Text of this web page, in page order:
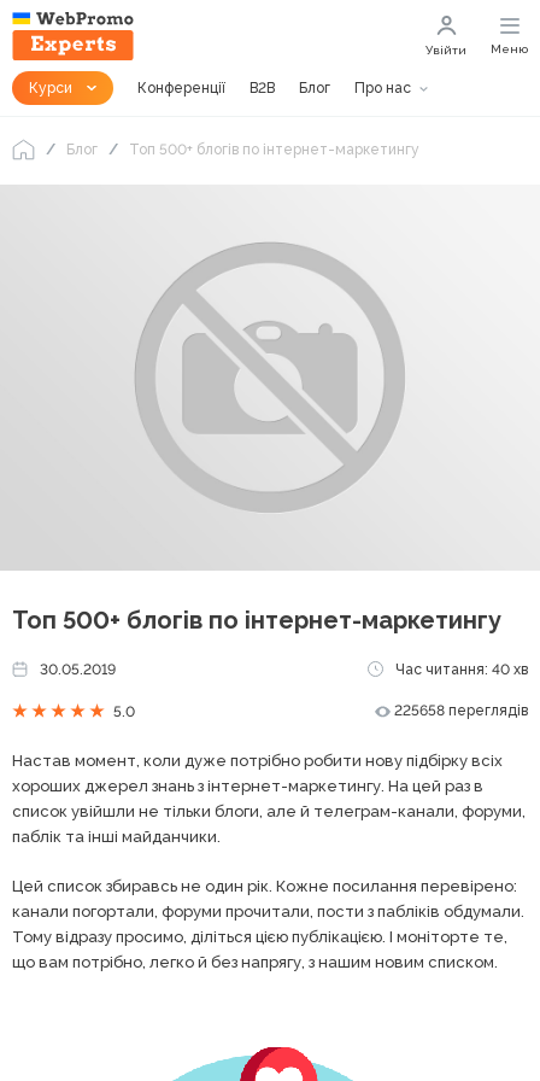
Курси Конференції B2B Блог Про нас
Увійти Меню
Блог Топ 500+ блогів по інтернет-маркетингу
Топ 500+ блогів по інтернет-маркетингу
30.05.2019 Час читання: 40 хв
5.0 225658 переглядів
Настав момент, коли дуже потрібно робити нову підбірку всіх
хороших джерел знань з інтернет-маркетингу. На цей раз в
список увійшли не тільки блоги, але й телеграм-канали, форуми,
паблік та інші майданчики.
Цей список збиравсь не один рік. Кожне посилання перевірено:
канали погортали, форуми прочитали, пости з пабліків обдумали.
Тому відразу просимо, діліться цією публікацією. І моніторте те,
що вам потрібно, легко й без напрягу, з нашим новим списком.